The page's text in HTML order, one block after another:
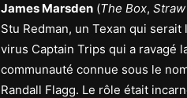
James Marsden (The Box,
Stu Redman, un Texan qui
virus Captain Trips qui a ravagé
communauté connue sous le
Randall Flagg. Le rôle était